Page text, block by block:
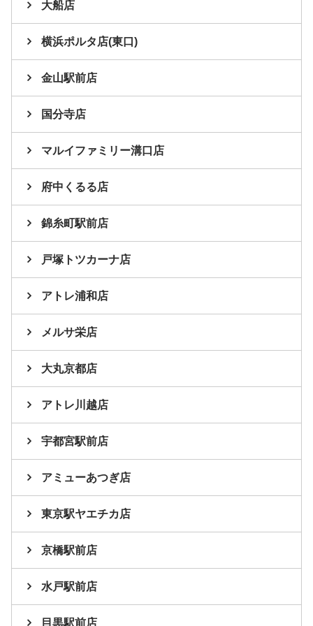
大船店
横浜ポルタ店(東口)
金山駅前店
国分寺店
マルイファミリー溝口店
府中くるる店
錦糸町駅前店
戸塚トツカーナ店
アトレ浦和店
メルサ栄店
大丸京都店
アトレ川越店
宇都宮駅前店
アミューあつぎ店
東京駅ヤエチカ店
京橋駅前店
水戸駅前店
目黒駅前店